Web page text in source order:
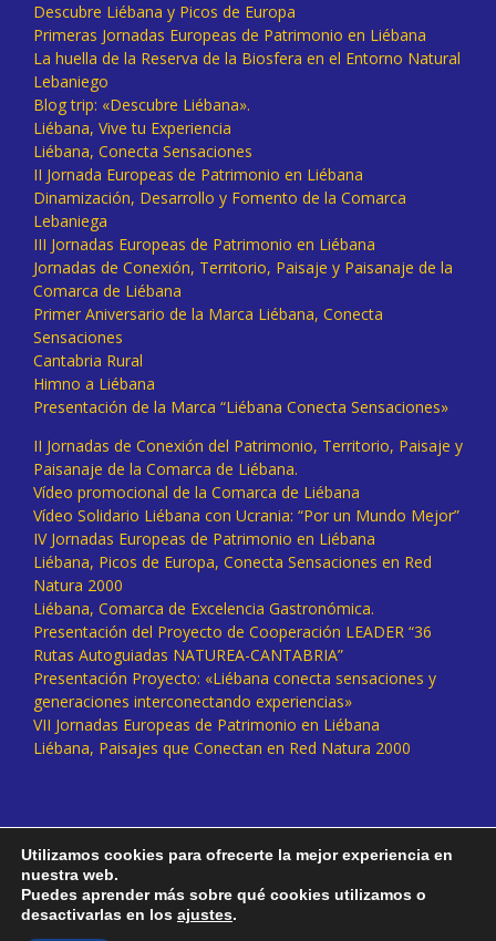
Descubre Liébana y Picos de Europa
Primeras Jornadas Europeas de Patrimonio en Liébana
La huella de la Reserva de la Biosfera en el Entorno Natural
Lebaniego
Blog trip: «Descubre Liébana».
Liébana, Vive tu Experiencia
Liébana, Conecta Sensaciones
II Jornada Europeas de Patrimonio en Liébana
Dinamización, Desarrollo y Fomento de la Comarca
Lebaniega
III Jornadas Europeas de Patrimonio en Liébana
Jornadas de Conexión, Territorio, Paisaje y Paisanaje de la
Comarca de Liébana
Primer Aniversario de la Marca Liébana, Conecta
Sensaciones
Cantabria Rural
Himno a Liébana
Presentación de la Marca “Liébana Conecta Sensaciones»
II Jornadas de Conexión del Patrimonio, Territorio, Paisaje y
Paisanaje de la Comarca de Liébana.
Vídeo promocional de la Comarca de Liébana
Vídeo Solidario Liébana con Ucrania: “Por un Mundo Mejor”
IV Jornadas Europeas de Patrimonio en Liébana
Liébana, Picos de Europa, Conecta Sensaciones en Red
Natura 2000
Liébana, Comarca de Excelencia Gastronómica.
Presentación del Proyecto de Cooperación LEADER “36
Rutas Autoguiadas NATUREA-CANTABRIA”
Presentación Proyecto: «Liébana conecta sensaciones y
generaciones interconectando experiencias»
VII Jornadas Europeas de Patrimonio en Liébana
Liébana, Paisajes que Conectan en Red Natura 2000
Utilizamos cookies para ofrecerte la mejor experiencia en
nuestra web.
Puedes aprender más sobre qué cookies utilizamos o
desactivarlas en los ajustes.